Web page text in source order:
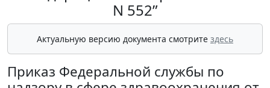
N 552”
Актуальную версию документа смотрите здесь
Приказ Федеральной службы по